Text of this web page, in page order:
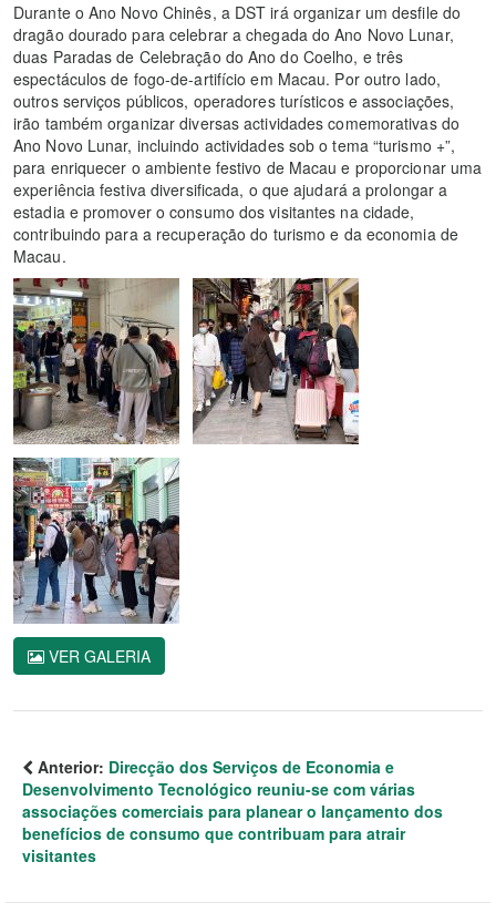
Durante o Ano Novo Chinês, a DST irá organizar um desfile do
dragão dourado para celebrar a chegada do Ano Novo Lunar,
duas Paradas de Celebração do Ano do Coelho, e três
espectáculos de fogo-de-artifício em Macau. Por outro lado,
outros serviços públicos, operadores turísticos e associações,
irão também organizar diversas actividades comemorativas do
Ano Novo Lunar, incluindo actividades sob o tema “turismo +”,
para enriquecer o ambiente festivo de Macau e proporcionar uma
experiência festiva diversificada, o que ajudará a prolongar a
estadia e promover o consumo dos visitantes na cidade,
contribuindo para a recuperação do turismo e da economia de
Macau.
VER GALERIA
Anterior: Direcção dos Serviços de Economia e
Desenvolvimento Tecnológico reuniu-se com várias
associações comerciais para planear o lançamento dos
benefícios de consumo que contribuam para atrair
visitantes